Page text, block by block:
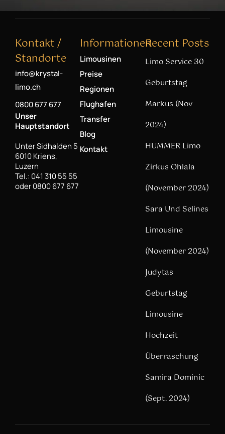
Kontakt /
Standorte
info@krystal-
limo.ch
0800 677 677
Unser
Hauptstandort
Unter Sidhalden 5
6010 Kriens,
Luzern
Tel.: 041 310 55 55
oder 0800 677 677
Informationen
Limousinen
Preise
Regionen
Flughafen
Transfer
Blog
Kontakt
Recent Posts
Limo Service 30
Geburtstag
Markus (Nov
2024)
HUMMER Limo
Zirkus Ohlala
(November 2024)
Sara Und Selines
Limousine
(November 2024)
Judytas
Geburtstag
Limousine
Hochzeit
Überraschung
Samira Dominic
(Sept. 2024)